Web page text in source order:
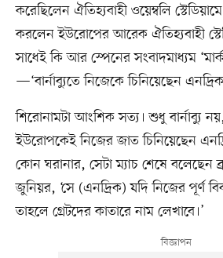
করেছিলেন ঐতিহ্যবাহী ওয়েম্বলি
করলেন ইউরোপের আরেক ঐতিহ্যবাহী
সাধেই কি আর স্পেনের সংবাদমাধ্যম
—‘বার্নাব্যুতে নিজেকে চিনিয়েছেন
শিরোনামটা আংশিক সত্য। শুধু বার্নাব্যু
ইউরোপকেই নিজের জাত চিনিয়েছেন
কোন ঘরানার, সেটা ম্যাচ শেষে বলেছেন
জুনিয়র, ‘সে (এনদ্রিক) যদি নিজের পূর্ণ
তাহলে গ্রেটদের কাতারে নাম লেখাবে।’